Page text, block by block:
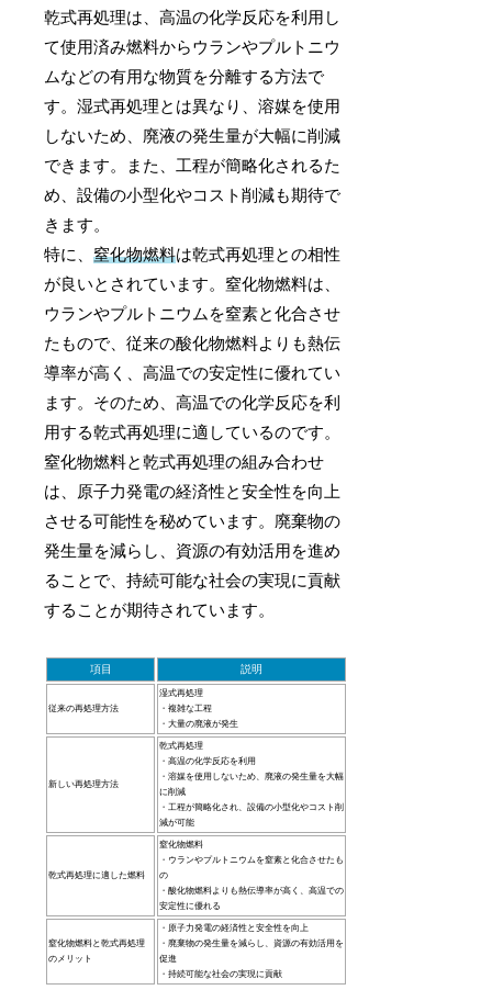
乾式再処理は、高温の化学反応を利用し
て使用済み燃料からウランやプルトニウ
ムなどの有用な物質を分離する方法で
す。湿式再処理とは異なり、溶媒を使用
しないため、廃液の発生量が大幅に削減
できます。また、工程が簡略化されるた
め、設備の小型化やコスト削減も期待で
きます。
特に、窒化物燃料は乾式再処理との相性
が良いとされています。窒化物燃料は、
ウランやプルトニウムを窒素と化合させ
たもので、従来の酸化物燃料よりも熱伝
導率が高く、高温での安定性に優れてい
ます。そのため、高温での化学反応を利
用する乾式再処理に適しているのです。
窒化物燃料と乾式再処理の組み合わせ
は、原子力発電の経済性と安全性を向上
させる可能性を秘めています。廃棄物の
発生量を減らし、資源の有効活用を進め
ることで、持続可能な社会の実現に貢献
することが期待されています。
項目 説明
従来の再処理方法
湿式再処理
・複雑な工程
・大量の廃液が発生
新しい再処理方法
乾式再処理
・高温の化学反応を利用
・溶媒を使用しないため、廃液の発生量を大幅
に削減
・工程が簡略化され、設備の小型化やコスト削
減が可能
乾式再処理に適した燃料
窒化物燃料
・ウランやプルトニウムを窒素と化合させたも
の
・酸化物燃料よりも熱伝導率が高く、高温での
安定性に優れる
窒化物燃料と乾式再処理
のメリット
・原子力発電の経済性と安全性を向上
・廃棄物の発生量を減らし、資源の有効活用を
促進
・持続可能な社会の実現に貢献